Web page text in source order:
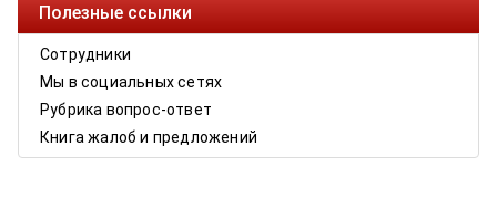
Полезные ссылки
Сотрудники
Мы в социальных сетях
Рубрика вопрос-ответ
Книга жалоб и предложений